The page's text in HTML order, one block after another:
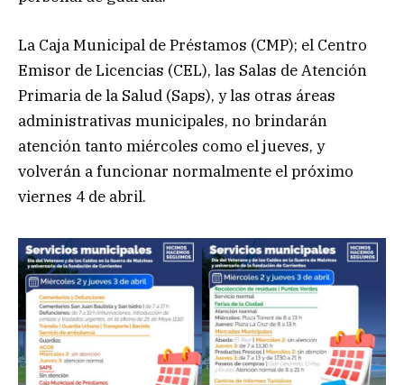
La Caja Municipal de Préstamos (CMP); el Centro
Emisor de Licencias (CEL), las Salas de Atención
Primaria de la Salud (Saps), y las otras áreas
administrativas municipales, no brindarán
atención tanto miércoles como el jueves, y
volverán a funcionar normalmente el próximo
viernes 4 de abril.